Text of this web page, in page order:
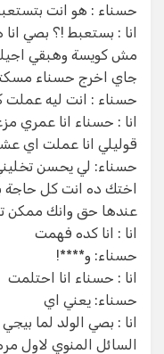
حسناء : هو انت
انا : بستعبط !؟ بصي
مش كويسة وهبقي
جاي اخرج حسناء
حسناء : انت ليه عملت
انا : حسناء انا عمري
قوليلي انا عملت اي
حسناء: لي يحسن
اختك ده انت كل حاجة
عندها حق وانك ممكن
انا : انا كده فهمت
حسناء: و****!
انا : حسناء انا احتلمت
حسناء: يعني اي
انا : بصي الولد لما
السائل المنوي لاول